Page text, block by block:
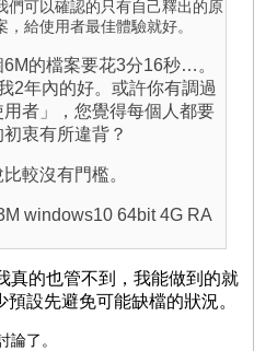
們可以確認的只有自己釋出的原
給使用者最佳體驗就好。
的檔案要花3分16秒…。
2年內的好。或許你有調過
者」，您覺得每個人都要
衷有所違背？
較沒有門檻。
windows10 64bit 4G RA
真的也管不到，我能做到的就
設先避免可能缺檔的狀況。
論了。